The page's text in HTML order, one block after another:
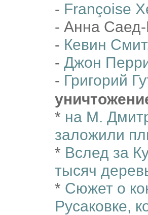
- Françoise
- Анна
- Кевин Смит
- Джон
- Григорий
* на М.
заложили
* Вслед за
тысяч
* Сюжет о
Русаковке,